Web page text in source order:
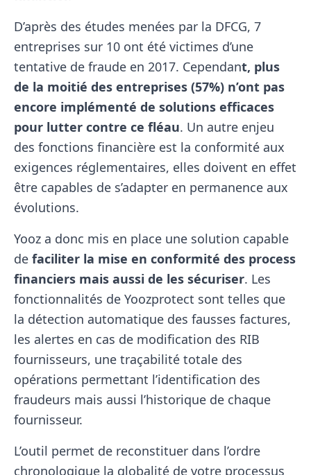
D’après des études menées par la DFCG, 7
entreprises sur 10 ont été victimes d’une
tentative de fraude en 2017. Cependant, plus
de la moitié des entreprises (57%) n’ont pas
encore implémenté de solutions efficaces
pour lutter contre ce fléau. Un autre enjeu
des fonctions financière est la conformité aux
exigences réglementaires, elles doivent en effet
être capables de s’adapter en permanence aux
évolutions.
Yooz a donc mis en place une solution capable
de faciliter la mise en conformité des process
financiers mais aussi de les sécuriser. Les
fonctionnalités de Yoozprotect sont telles que
la détection automatique des fausses factures,
les alertes en cas de modification des RIB
fournisseurs, une traçabilité totale des
opérations permettant l’identification des
fraudeurs mais aussi l’historique de chaque
fournisseur.
L’outil permet de reconstituer dans l’ordre
chronologique la globalité de votre processus